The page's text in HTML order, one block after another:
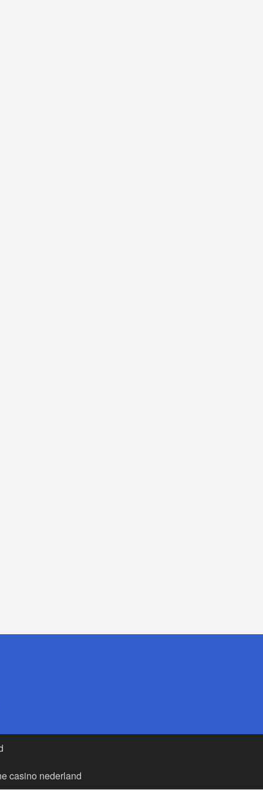
casino nederland